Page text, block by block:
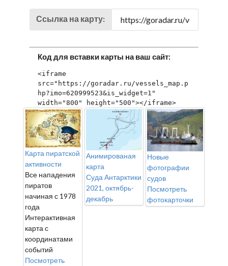
Ссылка на карту:
Код для вставки карты на ваш сайт:
<iframe
src="https://goradar.ru/vessels_map.p
hp?imo=620999523&is_widget=1"
width="800" height="500"></iframe>
Карта пиратской
активности
Все нападения
пиратов
начиная с 1978
года
Интерактивная
карта с
координатами
событий
Посмотреть
Анимированая
карта
Суда Антарктики
2021, октябрь-
декабрь
Новые
фотографии
судов
Посмотреть
фотокарточки